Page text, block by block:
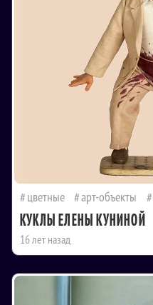
цветные арт-объекты
КУКЛЫ ЕЛЕНЫ КУНИНОЙ
16 лет назад